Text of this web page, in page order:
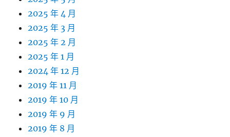
2025 年 4 月
2025 年 3 月
2025 年 2 月
2025 年 1 月
2024 年 12 月
2019 年 11 月
2019 年 10 月
2019 年 9 月
2019 年 8 月